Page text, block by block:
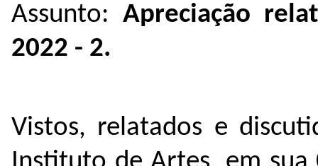
Assunto: Apreciação
2022 - 2.
Vistos, relatados e